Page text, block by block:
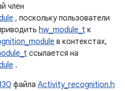
член
, поскольку пользователи
hw_module_t к
в контекстах,
ссылается на
.
файла Activity_recognition.h